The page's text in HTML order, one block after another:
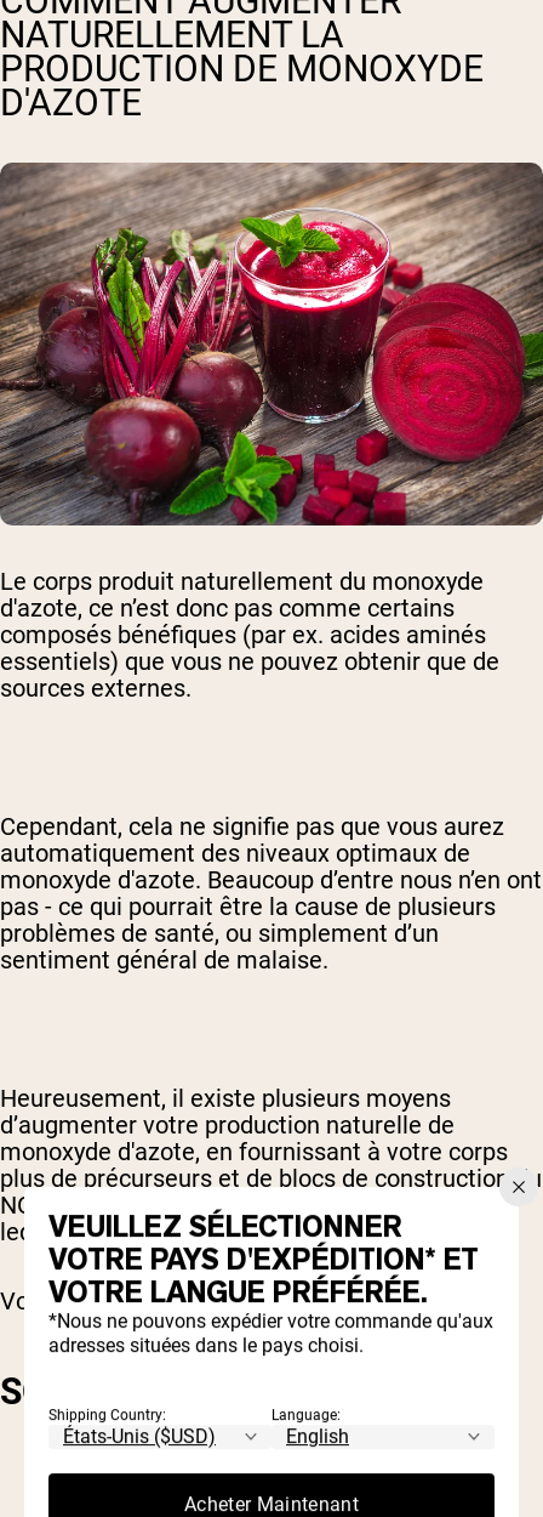
NATURELLEMENT LA
PRODUCTION DE MONOXYDE
D'AZOTE
Le corps produit naturellement du monoxyde
d'azote, ce n’est donc pas comme certains
composés bénéfiques (par ex. acides aminés
essentiels) que vous ne pouvez obtenir que de
sources externes.
Cependant, cela ne signifie pas que vous aurez
automatiquement des niveaux optimaux de
monoxyde d'azote. Beaucoup d’entre nous n’en ont
pas - ce qui pourrait être la cause de plusieurs
problèmes de santé, ou simplement d’un
sentiment général de malaise.
Heureusement, il existe plusieurs moyens
d’augmenter votre production naturelle de
monoxyde d'azote, en fournissant à votre corps
plus de précurseurs et de blocs de construction du
NO, ou en soutenant le processus naturel par
lequel votre corps produit et maintient le NO.
Voyons quelques options.
SOURCES ALIMENTAIRES
VEUILLEZ SÉLECTIONNER
VOTRE PAYS D'EXPÉDITION* ET
VOTRE LANGUE PRÉFÉRÉE.
*Nous ne pouvons expédier votre commande qu'aux
adresses situées dans le pays choisi.
Shipping Country: Language:
Acheter Maintenant